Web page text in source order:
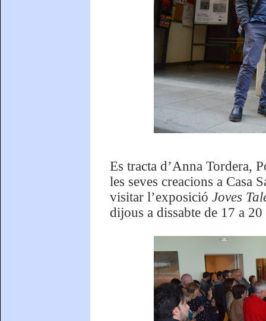
Es tracta d’Anna Tordera,
les seves creacions a Casa
visitar l’exposició Joves
dijous a dissabte de 17 a